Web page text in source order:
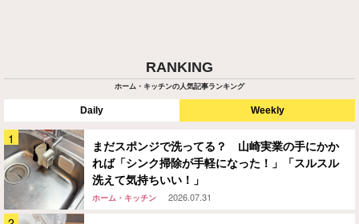
RANKING
ホーム・キッチンの人気記事ランキング
Daily Weekly
まだスポンジで洗ってる？ 山崎実業の手にかか
れば「シンク掃除が手軽になった！」「スルスル
洗えて気持ちいい！」
ホーム・キッチン 2026.07.31